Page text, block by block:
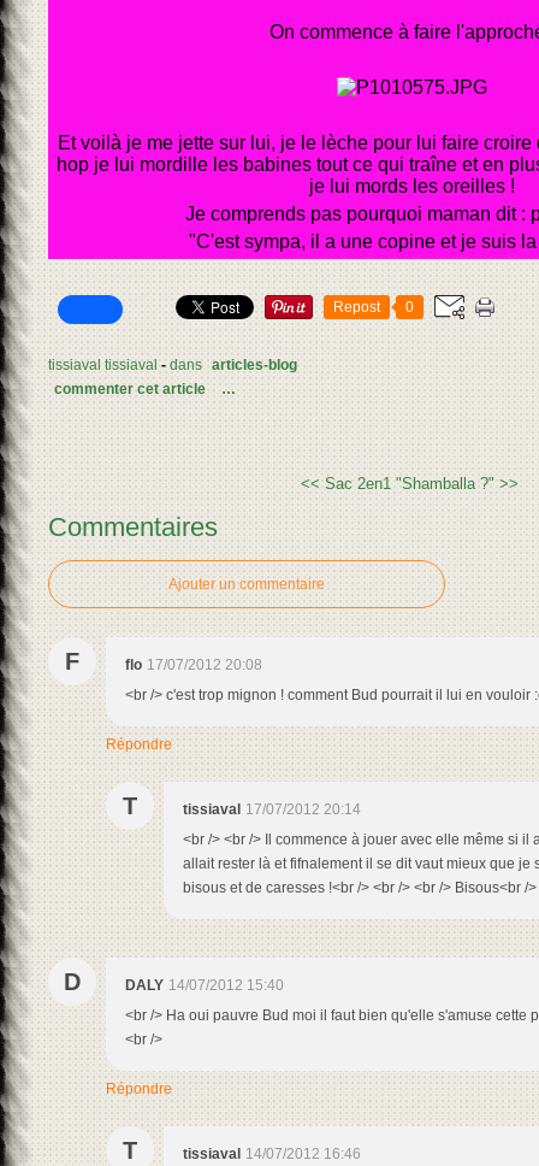
On commence à faire
Et voilà je me jette sur lui, je le lèche pour lui faire
hop je lui mordille les babines tout ce qui traîne et en
je lui mords les oreilles !
Je comprends pas pourquoi maman dit :
"C'est sympa, il a une copine et je suis
Repost 0
tissiaval tissiaval - dans articles-blog
commenter cet article
…
<< Sac 2en1 "Shamballa ?" >>
Commentaires
Ajouter un commentaire
F flo 17/07/2012 20:08
<br /> c'est trop mignon ! comment Bud pourrait il lui en vouloir
Répondre
T tissiaval 17/07/2012 20:14
<br /> <br /> Il commence à jouer avec elle même si il
allait rester là et fifnalement il se dit vaut mieux que je
bisous et de caresses !<br /> <br /> <br /> Bisous<br /
D DALY 14/07/2012 15:40
<br /> Ha oui pauvre Bud moi il faut bien qu'elle s'amuse cette
<br />
Répondre
T tissiaval 14/07/2012 16:46